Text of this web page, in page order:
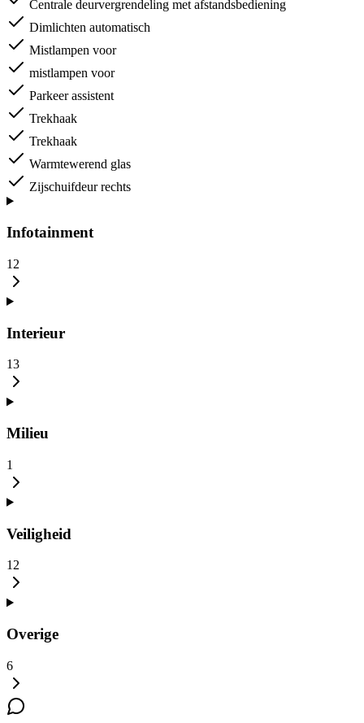
Centrale deurvergrendeling met afstandsbediening
Dimlichten automatisch
Mistlampen voor
mistlampen voor
Parkeer assistent
Trekhaak
Trekhaak
Warmtewerend glas
Zijschuifdeur rechts
Infotainment
12
Interieur
13
Milieu
1
Veiligheid
12
Overige
6